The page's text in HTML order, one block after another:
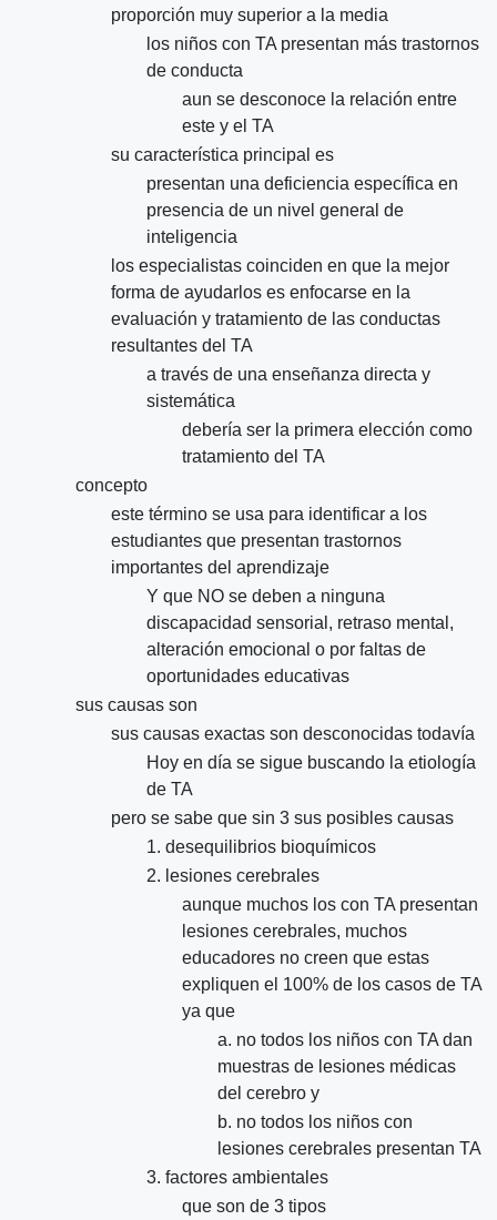
proporción muy superior a la media
los niños con TA presentan más trastornos
de conducta
aun se desconoce la relación entre
este y el TA
su característica principal es
presentan una deficiencia específica en
presencia de un nivel general de
inteligencia
los especialistas coinciden en que la mejor
forma de ayudarlos es enfocarse en la
evaluación y tratamiento de las conductas
resultantes del TA
a través de una enseñanza directa y
sistemática
debería ser la primera elección como
tratamiento del TA
concepto
este término se usa para identificar a los
estudiantes que presentan trastornos
importantes del aprendizaje
Y que NO se deben a ninguna
discapacidad sensorial, retraso mental,
alteración emocional o por faltas de
oportunidades educativas
sus causas son
sus causas exactas son desconocidas todavía
Hoy en día se sigue buscando la etiología
de TA
pero se sabe que sin 3 sus posibles causas
1. desequilibrios bioquímicos
2. lesiones cerebrales
aunque muchos los con TA presentan
lesiones cerebrales, muchos
educadores no creen que estas
expliquen el 100% de los casos de TA
ya que
a. no todos los niños con TA dan
muestras de lesiones médicas
del cerebro y
b. no todos los niños con
lesiones cerebrales presentan TA
3. factores ambientales
que son de 3 tipos